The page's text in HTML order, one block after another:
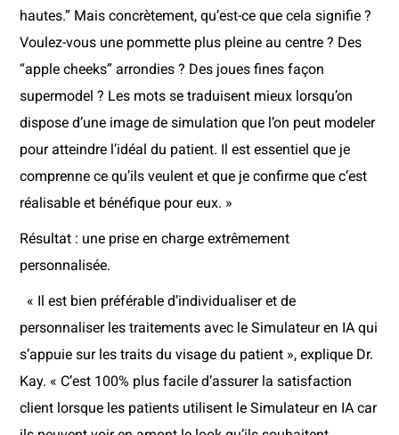
hautes.” Mais concrètement, qu’est-ce que cela signifie ?
Voulez-vous une pommette plus pleine au centre ? Des
“apple cheeks” arrondies ? Des joues fines façon
supermodel ? Les mots se traduisent mieux lorsqu’on
dispose d’une image de simulation que l’on peut modeler
pour atteindre l’idéal du patient. Il est essentiel que je
comprenne ce qu’ils veulent et que je confirme que c’est
réalisable et bénéfique pour eux. »
Résultat : une prise en charge extrêmement
personnalisée.
« Il est bien préférable d’individualiser et de
personnaliser les traitements avec le Simulateur en IA qui
s’appuie sur les traits du visage du patient », explique Dr.
Kay. « C’est 100% plus facile d’assurer la satisfaction
client lorsque les patients utilisent le Simulateur en IA car